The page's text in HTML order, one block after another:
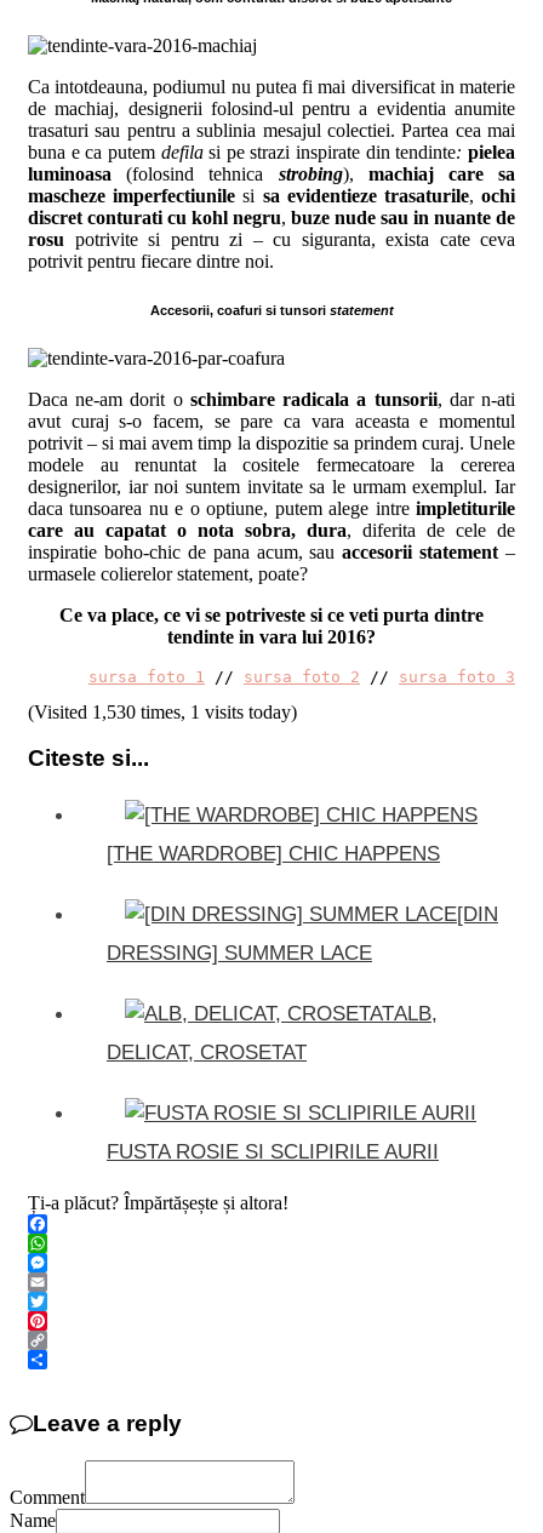
Ca intotdeauna, podiumul nu putea fi mai diversificat in materie
de machiaj, designerii folosind-ul pentru a evidentia anumite
trasaturi sau pentru a sublinia mesajul colectiei. Partea cea mai
buna e ca putem defilasi pe strazi inspirate din tendinte:pielea
luminoasa(folosind tehnica strobing), machiaj care sa
mascheze imperfectiunile si sa evidentieze trasaturile,ochi
discret conturati cu kohl negru, buze nude sau in nuante de
rosu potrivite si pentru zi – cu siguranta, exista cate ceva
potrivit pentru fiecare dintre noi.
Accesorii, coafuri si tunsori statement
Daca ne-am dorit o schimbare radicala a tunsorii, dar n-ati
avut curaj s-o facem, se pare ca vara aceasta e momentul
potrivit – si mai avem timp la dispozitie sa prindem curaj. Unele
modele au renuntat la cositele fermecatoare la cererea
designerilor, iar noi suntem invitate sa le urmam exemplul. Iar
daca tunsoarea nu e o optiune, putem alege intre impletiturile
care au capatat o nota sobra, dura, diferita de cele de
inspiratie boho-chic de pana acum, sauaccesorii statement –
urmasele colierelor statement, poate?
Ce va place, ce vi se potriveste si ce veti purta dintre
tendinte in vara lui 2016?
sursa foto 1 // sursa foto 2 // sursa foto 3
(Visited 1,530 times, 1 visits today)
Citeste si...
[THE WARDROBE] CHIC HAPPENS
[DIN
DRESSING] SUMMER LACE
ALB,
DELICAT, CROSETAT
FUSTA ROSIE SI SCLIPIRILE AURII
Ți-a plăcut? Împărtășește și altora!
Facebook
WhatsApp
Messenger
Email
Twitter
Pinterest
Copy
Leave a reply
Comment
Name